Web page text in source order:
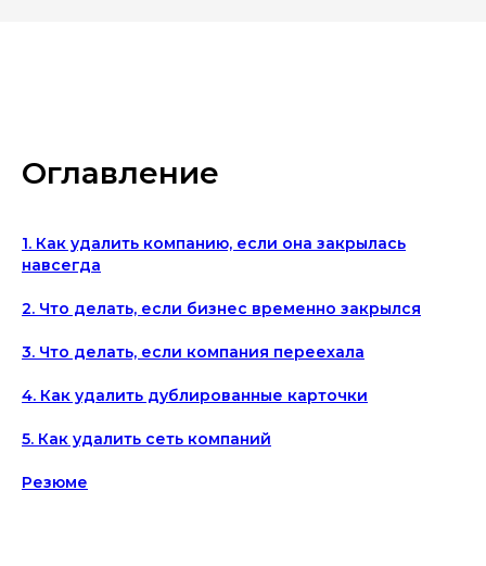
Оглавление
1. Как удалить компанию, если она закрылась
навсегда
2. Что делать, если бизнес временно закрылся
3. Что делать, если компания переехала
4. Как удалить дублированные карточки
5. Как удалить сеть компаний
Резюме